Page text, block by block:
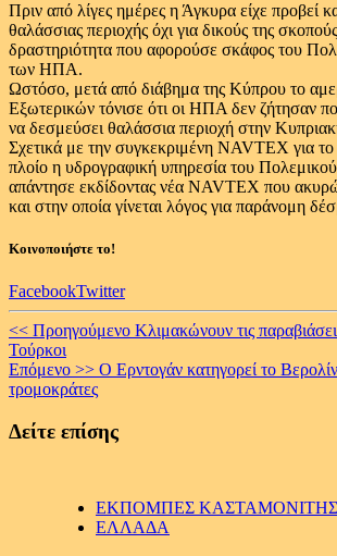
Πριν από λίγες ημέρες η Άγκυρα είχε προβεί
θαλάσσιας περιοχής όχι για δικούς της
δραστηριότητα που αφορούσε σκάφος του
των ΗΠΑ.
Ωστόσο, μετά από διάβημα της Κύπρου το
Εξωτερικών τόνισε ότι οι ΗΠΑ δεν ζήτησαν
να δεσμεύσει θαλάσσια περιοχή στην
Σχετικά με την συγκεκριμένη NAVTEX για το
πλοίο η υδρογραφική υπηρεσία του
απάντησε εκδίδοντας νέα NAVTEX που
και στην οποία γίνεται λόγος για παράνομη
Κοινοποιήστε το!
FacebookTwitter
Continue
Reading
<< Προηγούμενο Κλιμακώνουν τις
Τούρκοι
Επόμενο >> Ο Ερντογάν κατηγορεί το
τρομοκράτες
Δείτε επίσης
ΕΚΠΟΜΠΕΣ ΚΑΣΤΑΜΟΝΙΤΗΣ
ΕΛΛΑΔΑ